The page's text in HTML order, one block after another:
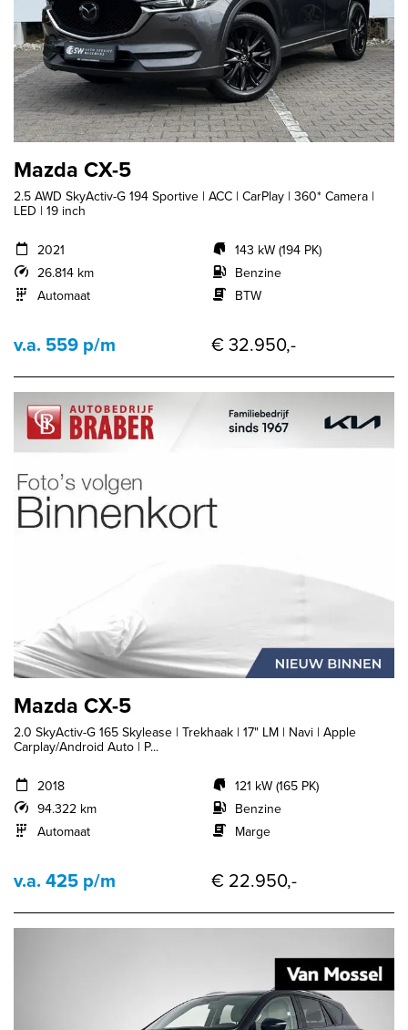
Mazda CX-5
2.5 AWD SkyActiv-G 194 Sportive | ACC | CarPlay | 360* Camera |
LED | 19 inch
2021
26.814 km
Automaat
143 kW (194 PK)
Benzine
BTW
v.a. 559 p/m € 32.950,-
Mazda CX-5
2.0 SkyActiv-G 165 Skylease | Trekhaak | 17" LM | Navi | Apple
Carplay/Android Auto | P...
2018
94.322 km
Automaat
121 kW (165 PK)
Benzine
Marge
v.a. 425 p/m € 22.950,-